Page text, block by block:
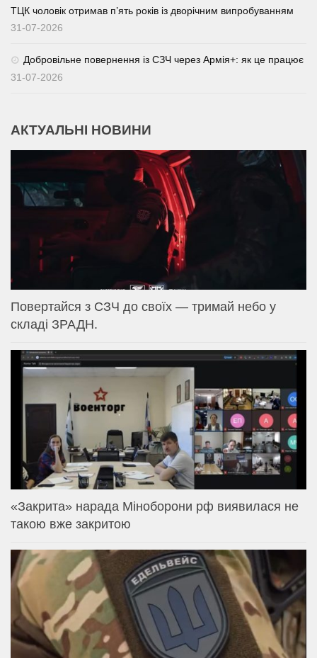
ТЦК чоловік отримав п’ять років із дворічним випробуванням
31-07-2026
Добровільне повернення із СЗЧ через Армія+: як це працює
31-07-2026
АКТУАЛЬНІ НОВИНИ
Повертайся з СЗЧ до своїх — тримай небо у
складі ЗРАДН.
«Закрита» нарада Міноборони рф виявилася не
такою вже закритою